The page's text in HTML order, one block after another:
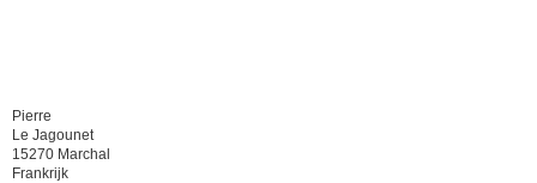
Pierre
Le Jagounet
15270 Marchal
Frankrijk